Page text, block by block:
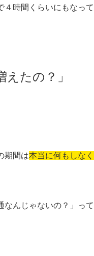
４時間くらいにもなって
たの？」
期間は本当に何もしなく
なんじゃないの？」って